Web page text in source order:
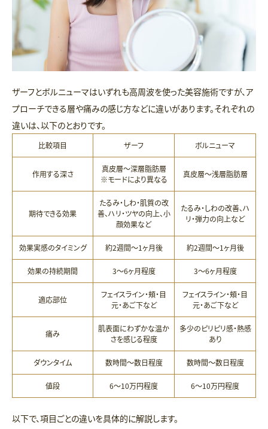
ザーフとボルニューマはいずれも高周波を使った美容施術ですが、ア
プローチできる層や痛みの感じ方などに違いがあります。それぞれの
違いは、以下のとおりです。
比較項目 ザーフ ボルニューマ
作用する深さ
真皮層〜深層脂肪層
※モードにより異なる
真皮層〜浅層脂肪層
期待できる効果
たるみ・しわ・肌質の改
善、ハリ・ツヤの向上、小
顔効果など
たるみ・しわの改善、ハ
リ・弾力の向上など
効果実感のタイミング 約2週間〜1ヶ月後 約2週間〜1ヶ月後
効果の持続期間 3〜6ヶ月程度 3〜6ヶ月程度
適応部位
フェイスライン・頬・目
元・あご下など
フェイスライン・頬・目
元・あご下など
痛み
肌表面にわずかな温か
さを感じる程度
多少のピリピリ感・熱感
あり
ダウンタイム 数時間〜数日程度 数時間〜数日程度
値段 6〜10万円程度 6〜10万円程度
以下で、項目ごとの違いを具体的に解説します。